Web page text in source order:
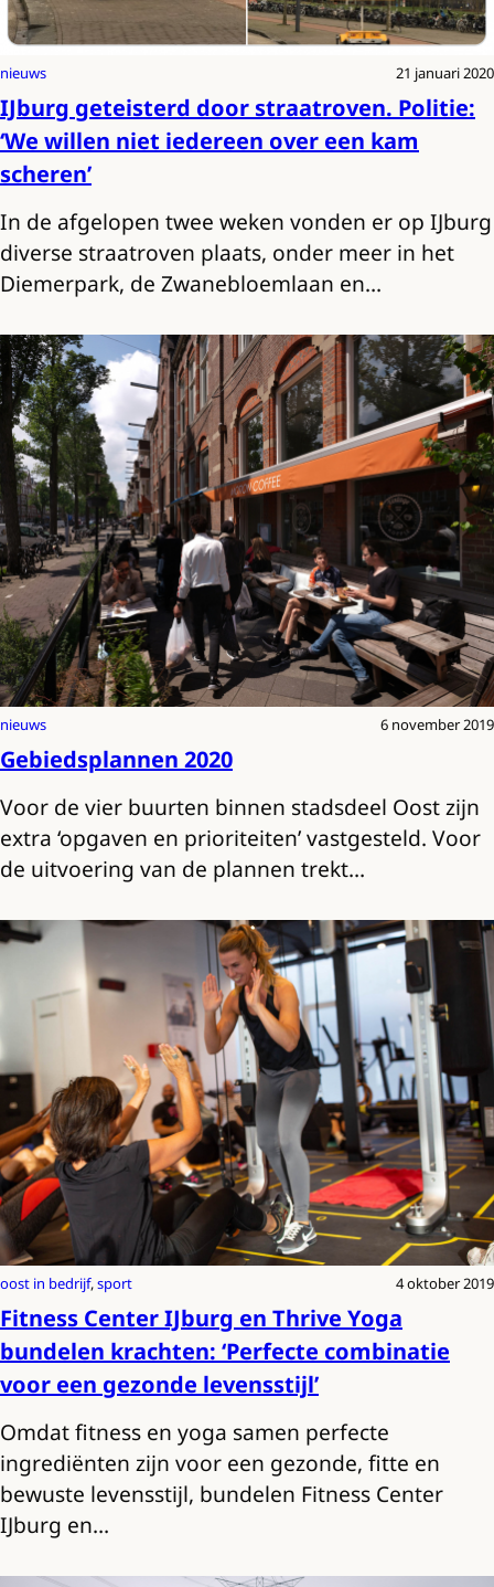
nieuws 21 januari 2020
IJburg geteisterd door straatroven. Politie:
‘We willen niet iedereen over een kam
scheren’
In de afgelopen twee weken vonden er op IJburg
diverse straatroven plaats, onder meer in het
Diemerpark, de Zwanebloemlaan en…
nieuws 6 november 2019
Gebiedsplannen 2020
Voor de vier buurten binnen stadsdeel Oost zijn
extra ‘opgaven en prioriteiten’ vastgesteld. Voor
de uitvoering van de plannen trekt…
oost in bedrijf, sport 4 oktober 2019
Fitness Center IJburg en Thrive Yoga
bundelen krachten: ‘Perfecte combinatie
voor een gezonde levensstijl’
Omdat fitness en yoga samen perfecte
ingrediënten zijn voor een gezonde, fitte en
bewuste levensstijl, bundelen Fitness Center
IJburg en…